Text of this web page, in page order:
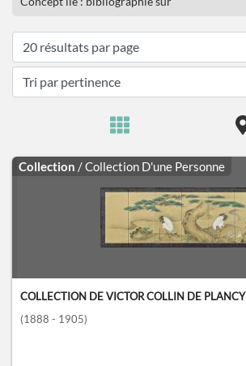
Collection / Collection D'une Personne
COLLECTION DE VICTOR COLLIN DE PLANCY
(1888 - 1905)